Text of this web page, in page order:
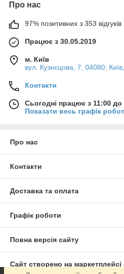
Про нас
97% позитивних з 353 відгуків
Працює з 30.05.2019
м. Київ
вул. Кузнєцова, 7, 04080,
Контакти
Сьогодні працює з 11:00 до
Показати весь графік
Про нас
Контакти
Доставка та оплата
Графік роботи
Повна версія сайту
Сайт створено на маркетплейсі